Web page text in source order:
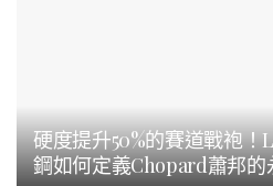
硬度提升50%的賽道戰袍
鋼如何定義Chopard蕭邦的